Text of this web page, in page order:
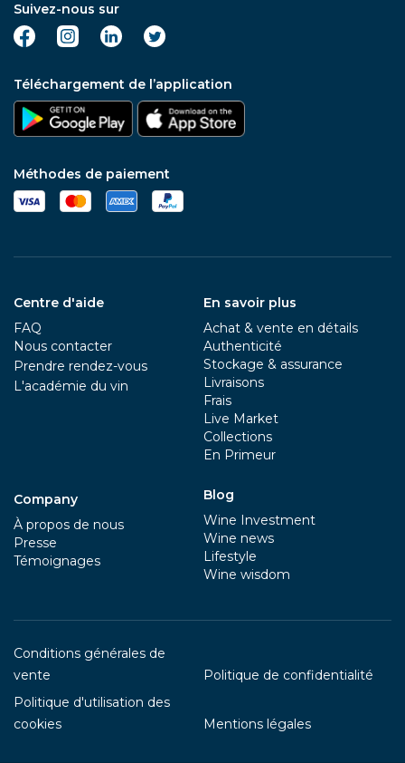
Suivez-nous sur
Téléchargement de l’application
Méthodes de paiement
Centre d'aide
FAQ
Nous contacter
Prendre rendez-vous
L'académie du vin
Company
À propos de nous
Presse
Témoignages
En savoir plus
Achat & vente en détails
Authenticité
Stockage & assurance
Livraisons
Frais
Live Market
Collections
En Primeur
Blog
Wine Investment
Wine news
Lifestyle
Wine wisdom
Conditions générales de
vente
Politique de confidentialité
Politique d'utilisation des
cookies
Mentions légales